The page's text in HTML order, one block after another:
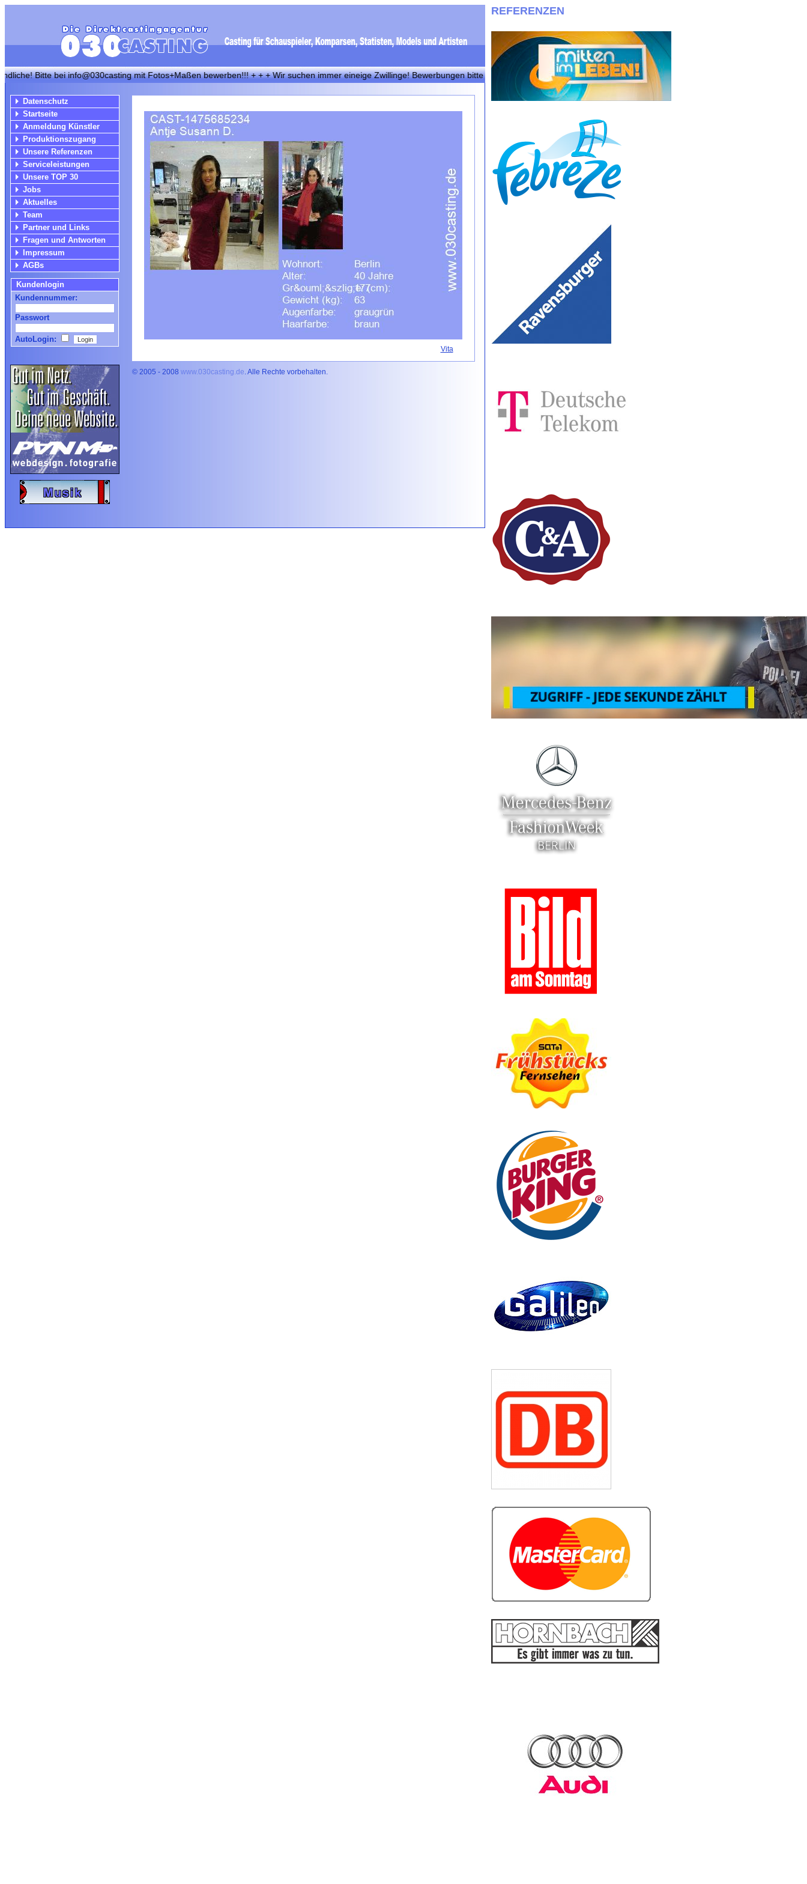
bei info@030casting mit Fotos+Maßen bewerben!!! + + + Wir suchen immer eineige Zwillinge! Bewerbungen bitte an info@030casting.de + + +
Datenschutz
Startseite
Anmeldung Künstler
Produktionszugang
Unsere Referenzen
Serviceleistungen
Unsere TOP 30
Jobs
Aktuelles
Team
Partner und Links
Fragen und Antworten
Impressum
AGBs
Kundenlogin
Kundennummer:
Passwort
AutoLogin:
Vita
© 2005 - 2008 www.030casting.de. Alle Rechte vorbehalten.
REFERENZEN